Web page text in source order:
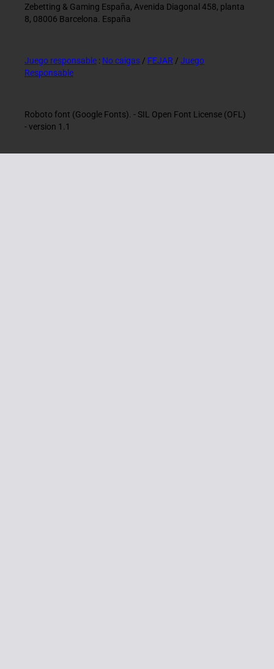
Zebetting & Gaming España, Avenida Diagonal 458, planta
8, 08006 Barcelona. España
Juego responsable : No caigas / FEJAR / Juego
Responsable
Roboto font (Google Fonts). - SIL Open Font License (OFL)
- version 1.1